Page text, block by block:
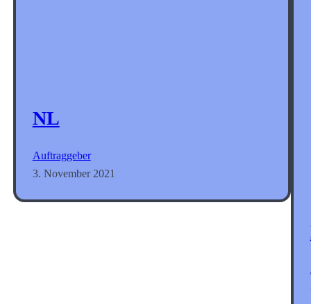
NL
Auftraggeber
3. November 2021